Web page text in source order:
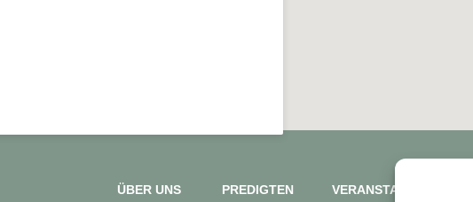
ÜBER UNS PREDIGTEN VERANSTALTUNGEN